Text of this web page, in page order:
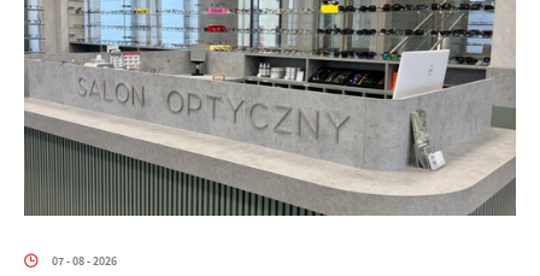
07 - 08 - 2026